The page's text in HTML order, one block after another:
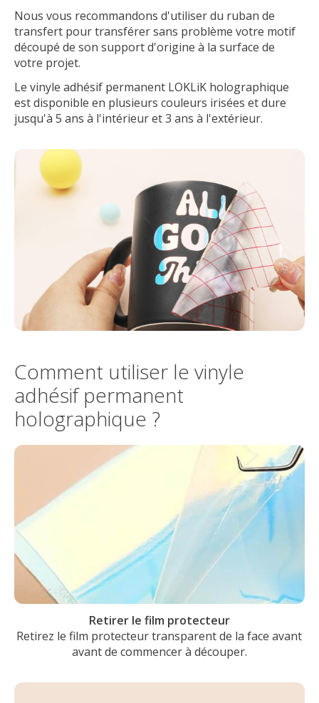
Nous vous recommandons d'utiliser du ruban de
transfert pour transférer sans problème votre motif
découpé de son support d'origine à la surface de
votre projet.
Le vinyle adhésif permanent LOKLiK holographique
est disponible en plusieurs couleurs irisées et dure
jusqu'à 5 ans à l'intérieur et 3 ans à l'extérieur.
Comment utiliser le vinyle
adhésif permanent
holographique ?
Retirer le film protecteur
Retirez le film protecteur transparent de la face avant
avant de commencer à découper.